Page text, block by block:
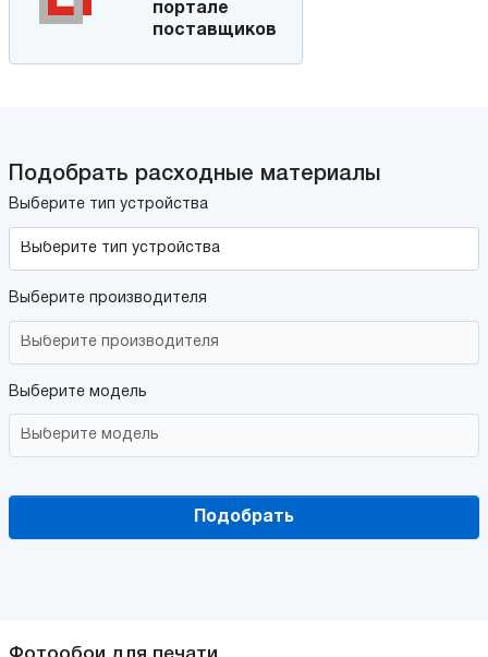
портале
поставщиков
Подобрать расходные материалы
Выберите тип устройства
Выберите производителя
Выберите модель
Подобрать